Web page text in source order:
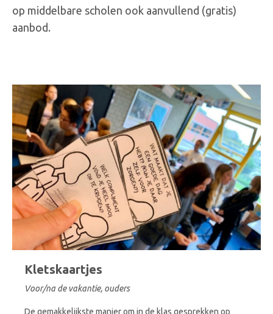
op middelbare scholen ook aanvullend (gratis)
aanbod.
Kletskaartjes
Voor/na de vakantie, ouders
De gemakkelijkste manier om in de klas gesprekken op